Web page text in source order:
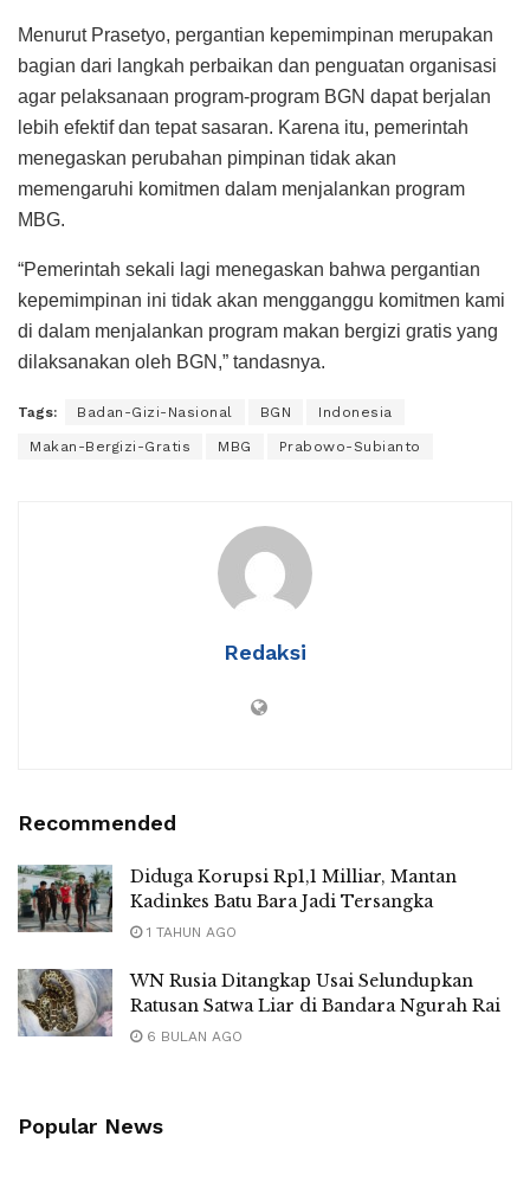
Menurut Prasetyo, pergantian kepemimpinan merupakan
bagian dari langkah perbaikan dan penguatan organisasi
agar pelaksanaan program-program BGN dapat berjalan
lebih efektif dan tepat sasaran. Karena itu, pemerintah
menegaskan perubahan pimpinan tidak akan
memengaruhi komitmen dalam menjalankan program
MBG.
“Pemerintah sekali lagi menegaskan bahwa pergantian
kepemimpinan ini tidak akan mengganggu komitmen kami
di dalam menjalankan program makan bergizi gratis yang
dilaksanakan oleh BGN,” tandasnya.
Tags: Badan-Gizi-Nasional BGN Indonesia
Makan-Bergizi-Gratis MBG Prabowo-Subianto
Redaksi
Recommended
Diduga Korupsi Rp1,1 Milliar, Mantan
Kadinkes Batu Bara Jadi Tersangka
1 TAHUN AGO
WN Rusia Ditangkap Usai Selundupkan
Ratusan Satwa Liar di Bandara Ngurah Rai
6 BULAN AGO
Popular News